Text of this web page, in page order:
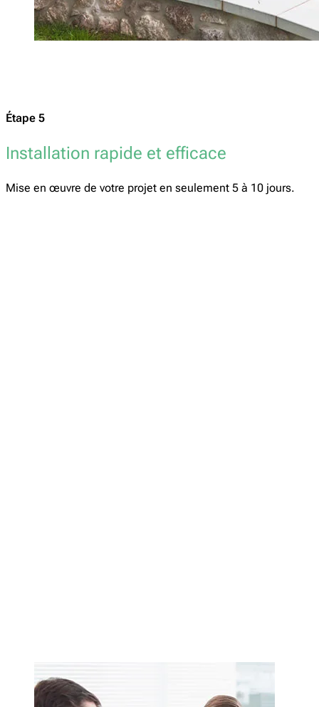
Étape 5
Installation rapide et efficace
Mise en œuvre de votre projet en seulement 5 à 10 jours.